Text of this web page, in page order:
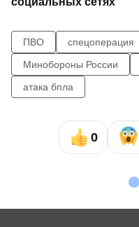
ПВО спецоперация
Минобороны России
атака бпла
0